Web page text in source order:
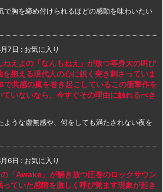
で胸を締め付けられるほどの感動を味わいたい
7日 : お気に入り
ねえよの「なんもねえ」が放つ等身大の叫び
を抱える現代人の心に鋭く突き刺さっていま
で共感の嵐を巻き起こしているこの衝撃作を
ていないなら、今すぐその理由に触れるべき
ような虚無感や、何をしても満たされない夜を
6日 : お気に入り
「Awake」が解き放つ圧巻のロックサウン
っていた感情を激しく呼び覚ます現象が起き